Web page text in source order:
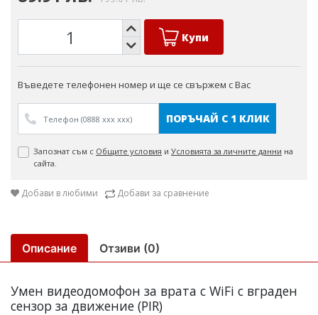
Купи
Въведете телефонен номер и ще се свържем с Вас
ПОРЪЧАЙ С 1 КЛИК
Запознат съм с Общите условия и Условията за личните данни на
сайта.
Добави в любими Добави за сравнение
Описание Отзиви (0)
Умен видеодомофон за врата с WiFi с вграден
сензор за движение (PIR)